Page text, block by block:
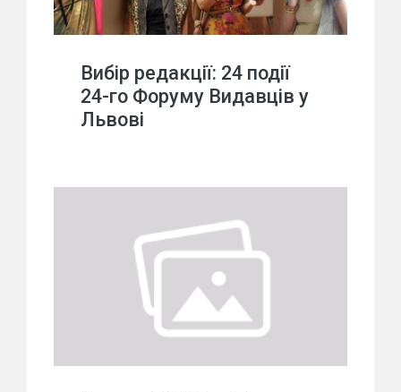
Вибір редакції: 24 події
24-го Форуму Видавців у
Львові